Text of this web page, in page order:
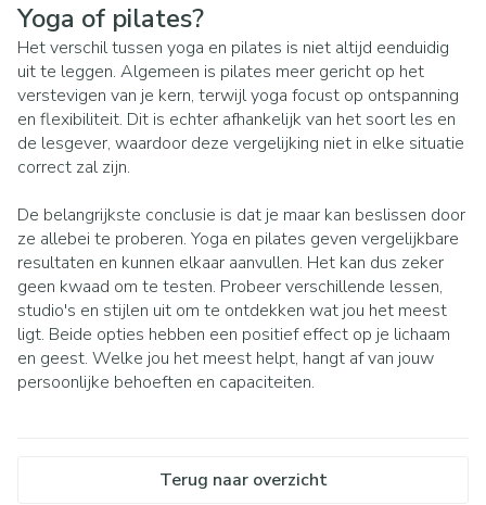
Yoga of pilates?
Het verschil tussen yoga en pilates is niet altijd eenduidig
uit te leggen. Algemeen is pilates meer gericht op het
verstevigen van je kern, terwijl yoga focust op ontspanning
en flexibiliteit. Dit is echter afhankelijk van het soort les en
de lesgever, waardoor deze vergelijking niet in elke situatie
correct zal zijn.
De belangrijkste conclusie is dat je maar kan beslissen door
ze allebei te proberen. Yoga en pilates geven vergelijkbare
resultaten en kunnen elkaar aanvullen. Het kan dus zeker
geen kwaad om te testen. Probeer verschillende lessen,
studio's en stijlen uit om te ontdekken wat jou het meest
ligt. Beide opties hebben een positief effect op je lichaam
en geest. Welke jou het meest helpt, hangt af van jouw
persoonlijke behoeften en capaciteiten.
Terug naar overzicht